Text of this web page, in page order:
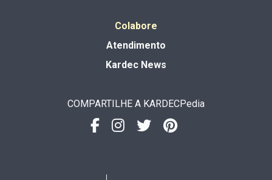
Colabore
Atendimento
Kardec News
COMPARTILHE A KARDECPedia